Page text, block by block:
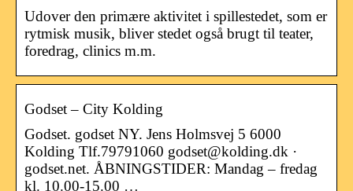
Udover den primære aktivitet i spillestedet, som er
rytmisk musik, bliver stedet også brugt til teater,
foredrag, clinics m.m.
Godset – City Kolding
Godset. godset NY. Jens Holmsvej 5 6000
Kolding Tlf.79791060 godset@kolding.dk ·
godset.net. ÅBNINGSTIDER: Mandag – fredag
kl. 10.00-15.00 …